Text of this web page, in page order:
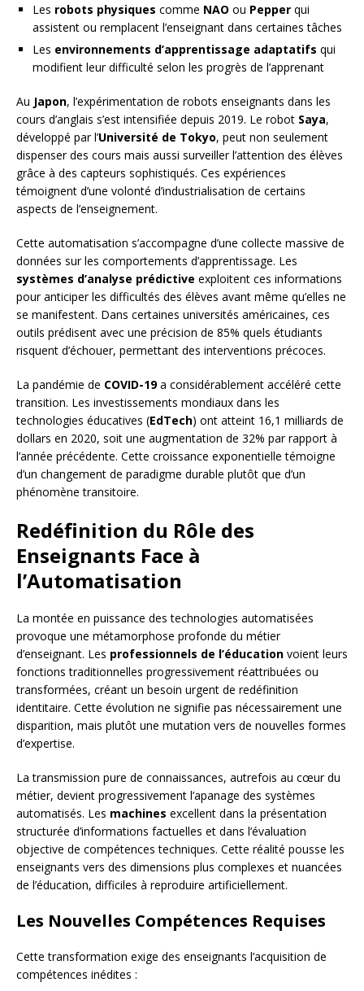
Les robots physiques comme NAO ou Pepper qui
assistent ou remplacent l’enseignant dans certaines tâches
Les environnements d’apprentissage adaptatifs qui
modifient leur difficulté selon les progrès de l’apprenant
Au Japon, l’expérimentation de robots enseignants dans les
cours d’anglais s’est intensifiée depuis 2019. Le robot Saya,
développé par l’Université de Tokyo, peut non seulement
dispenser des cours mais aussi surveiller l’attention des élèves
grâce à des capteurs sophistiqués. Ces expériences
témoignent d’une volonté d’industrialisation de certains
aspects de l’enseignement.
Cette automatisation s’accompagne d’une collecte massive de
données sur les comportements d’apprentissage. Les
systèmes d’analyse prédictive exploitent ces informations
pour anticiper les difficultés des élèves avant même qu’elles ne
se manifestent. Dans certaines universités américaines, ces
outils prédisent avec une précision de 85% quels étudiants
risquent d’échouer, permettant des interventions précoces.
La pandémie de COVID-19a considérablement accéléré cette
transition. Les investissements mondiaux dans les
technologies éducatives (EdTech) ont atteint 16,1 milliards de
dollars en 2020, soit une augmentation de 32% par rapport à
l’année précédente. Cette croissance exponentielle témoigne
d’un changement de paradigme durable plutôt que d’un
phénomène transitoire.
Redéfinition du Rôle des
Enseignants Face à
l’Automatisation
La montée en puissance des technologies automatisées
provoque une métamorphose profonde du métier
d’enseignant. Les professionnels de l’éducation voient leurs
fonctions traditionnelles progressivement réattribuées ou
transformées, créant un besoin urgent de redéfinition
identitaire. Cette évolution ne signifie pas nécessairement une
disparition, mais plutôt une mutation vers de nouvelles formes
d’expertise.
La transmission pure de connaissances, autrefois au cœur du
métier, devient progressivement l’apanage des systèmes
automatisés. Les machines excellent dans la présentation
structurée d’informations factuelles et dans l’évaluation
objective de compétences techniques. Cette réalité pousse les
enseignants vers des dimensions plus complexes et nuancées
de l’éducation, difficiles à reproduire artificiellement.
Les Nouvelles Compétences Requises
Cette transformation exige des enseignants l’acquisition de
compétences inédites :